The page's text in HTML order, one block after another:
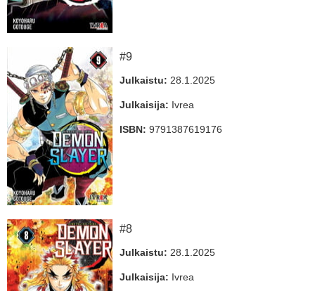
#9
Julkaistu: 28.1.2025
Julkaisija: Ivrea
ISBN: 9791387619176
#8
Julkaistu: 28.1.2025
Julkaisija: Ivrea